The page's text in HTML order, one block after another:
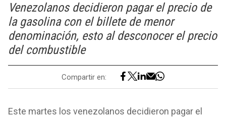
Venezolanos decidieron pagar el precio de
la gasolina con el billete de menor
denominación, esto al desconocer el precio
del combustible
Compartir en:
Este martes los venezolanos decidieron pagar el